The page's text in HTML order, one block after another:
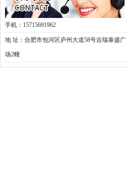
手机：15715691962
地 址：合肥市包河区庐州大道58号吉瑞泰盛广
场2幢